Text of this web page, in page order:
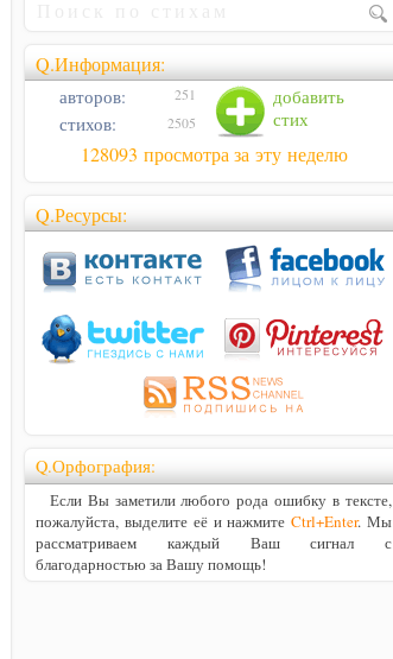
Q.Информация:
добавить
стих
авторов: 251
стихов: 2505
128093 просмотра за эту неделю
Q.Ресурсы:
Q.Орфография:
Если Вы заметили любого рода ошибку в тексте,
пожалуйста, выделите её и нажмитеCtrl+Enter. Мы
рассматриваем каждый Ваш сигнал с
благодарностью за Вашу помощь!